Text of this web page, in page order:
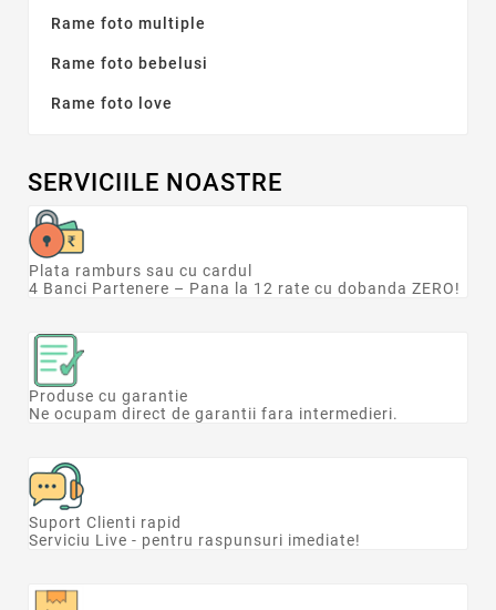
De birou
107
De perete
56
Format fotografii
A0
1
A3
A4
4 x 3.3
1
4 x 13
5 x 3.5
5 x 5
5 x 9
1
6 x 6
Rame foto multiple
Rame foto bebelusi
Rame foto love
SERVICIILE NOASTRE
Plata ramburs sau cu cardul
4 Banci Partenere – Pana la 12 rate cu dobanda ZERO!
Produse cu garantie
Ne ocupam direct de garantii fara intermedieri.
Suport Clienti rapid
Serviciu Live - pentru raspunsuri imediate!